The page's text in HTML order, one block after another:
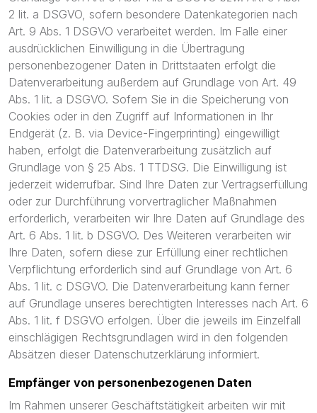
2 lit. a DSGVO, sofern besondere Datenkategorien nach
Art. 9 Abs. 1 DSGVO verarbeitet werden. Im Falle einer
ausdrücklichen Einwilligung in die Übertragung
personenbezogener Daten in Drittstaaten erfolgt die
Datenverarbeitung außerdem auf Grundlage von Art. 49
Abs. 1 lit. a DSGVO. Sofern Sie in die Speicherung von
Cookies oder in den Zugriff auf Informationen in Ihr
Endgerät (z. B. via Device-Fingerprinting) eingewilligt
haben, erfolgt die Datenverarbeitung zusätzlich auf
Grundlage von § 25 Abs. 1 TTDSG. Die Einwilligung ist
jederzeit widerrufbar. Sind Ihre Daten zur Vertragserfüllung
oder zur Durchführung vorvertraglicher Maßnahmen
erforderlich, verarbeiten wir Ihre Daten auf Grundlage des
Art. 6 Abs. 1 lit. b DSGVO. Des Weiteren verarbeiten wir
Ihre Daten, sofern diese zur Erfüllung einer rechtlichen
Verpflichtung erforderlich sind auf Grundlage von Art. 6
Abs. 1 lit. c DSGVO. Die Datenverarbeitung kann ferner
auf Grundlage unseres berechtigten Interesses nach Art. 6
Abs. 1 lit. f DSGVO erfolgen. Über die jeweils im Einzelfall
einschlägigen Rechtsgrundlagen wird in den folgenden
Absätzen dieser Datenschutzerklärung informiert.
Empfänger von personenbezogenen Daten
Im Rahmen unserer Geschäftstätigkeit arbeiten wir mit